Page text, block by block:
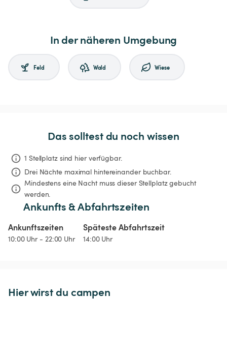
In der näheren Umgebung
Feld Wald Wiese
Das solltest du noch wissen
1 Stellplatz sind hier verfügbar.
Drei Nächte maximal hintereinander buchbar.
Mindestens eine Nacht muss dieser Stellplatz gebucht
werden.
Ankunfts & Abfahrtszeiten
Ankunftszeiten
10:00 Uhr - 22:00 Uhr
Späteste Abfahrtszeit
14:00 Uhr
Hier wirst du campen